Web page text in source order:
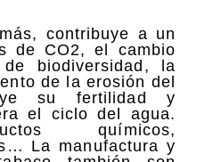
contribuye a un
de CO2, el cambio
biodiversidad, la
de la erosión del
su fertilidad y
el ciclo del agua.
químicos,
La manufactura y